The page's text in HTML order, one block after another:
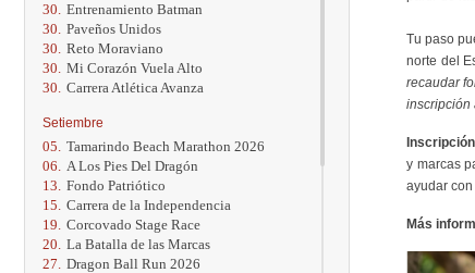
30. Entrenamiento Batman
30. Paveños Unidos
30. Reto Moraviano
30. Mi Corazón Vuela Alto
30. Carrera Atlética Avanza
Setiembre
05. Tamarindo Beach Marathon 2026
06.
A Los Pies Del Dragón
13. Fondo Patriótico
15. Carrera de la Independencia
19. Corcovado Stage Race
20. La Batalla de las Marcas
27. Dragon Ball Run 2026
Tu paso
norte del
recaudar
inscripción
Inscripción
y marcas
ayudar con
Más